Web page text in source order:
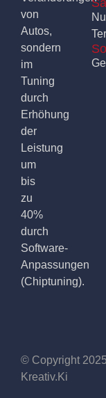
von
Autos,
sondern
im
Tuning
durch
Erhöhung
der
Leistung
um
bis
zu
40%
durch
Software-
Anpassungen
(Chiptuning).
© Copyright
Kreativ.Ki